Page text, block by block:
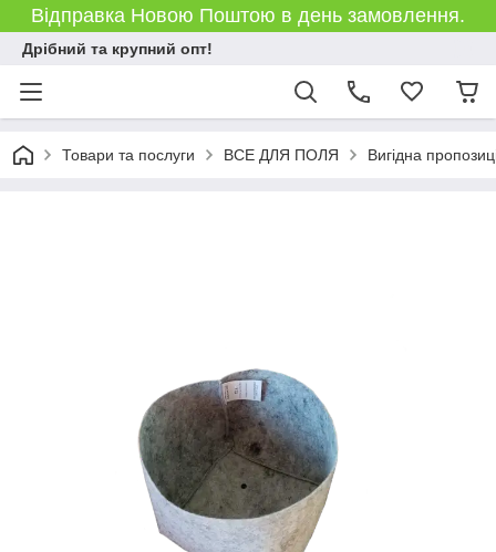
Відправка Новою Поштою в день замовлення.
Дрібний та крупний опт!
Товари та послуги ВСЕ ДЛЯ ПОЛЯ Вигідна